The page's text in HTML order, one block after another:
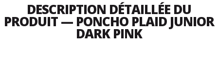
DESCRIPTION DÉTAILLÉE DU
PRODUIT — PONCHO PLAID JUNIOR
DARK PINK